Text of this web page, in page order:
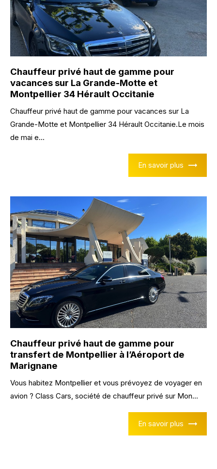
Chauffeur privé haut de gamme pour
vacances sur La Grande-Motte et
Montpellier 34 Hérault Occitanie
Chauffeur privé haut de gamme pour vacances sur La
Grande-Motte et Montpellier 34 Hérault Occitanie.Le mois
de mai e...
En savoir plus
Chauffeur privé haut de gamme pour
transfert de Montpellier à l’Aéroport de
Marignane
Vous habitez Montpellier et vous prévoyez de voyager en
avion ? Class Cars, société de chauffeur privé sur Mon...
En savoir plus